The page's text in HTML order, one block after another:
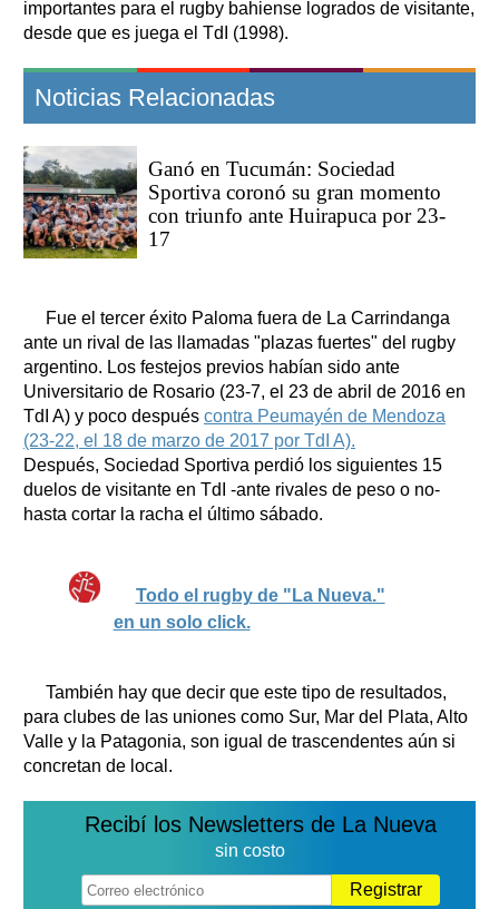
importantes para el rugby bahiense logrados de visitante,
desde que es juega el TdI (1998).
Noticias Relacionadas
Ganó en Tucumán: Sociedad
Sportiva coronó su gran momento
con triunfo ante Huirapuca por 23-
17
Fue el tercer éxito Paloma fuera de La Carrindanga
ante un rival de las llamadas "plazas fuertes" del rugby
argentino. Los festejos previos habían sido ante
Universitario de Rosario (23-7, el 23 de abril de 2016 en
TdI A) y poco después contra Peumayén de Mendoza
(23-22, el 18 de marzo de 2017 por TdI A).
Después, Sociedad Sportiva perdió los siguientes 15
duelos de visitante en TdI -ante rivales de peso o no-
hasta cortar la racha el último sábado.
Todo el rugby de "La Nueva."
en un solo click.
También hay que decir que este tipo de resultados,
para clubes de las uniones como Sur, Mar del Plata, Alto
Valle y la Patagonia, son igual de trascendentes aún si
concretan de local.
Recibí los Newsletters de La Nueva
sin costo
Registrar